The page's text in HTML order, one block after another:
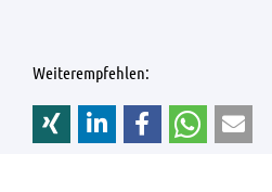
Weiterempfehlen: